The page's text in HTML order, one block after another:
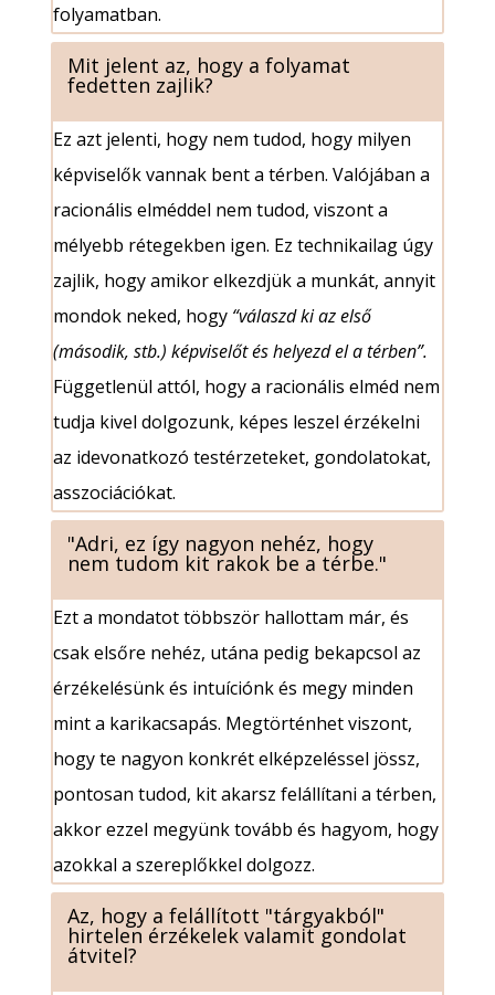
folyamatban.
Mit jelent az, hogy a folyamat
fedetten zajlik?
Ez azt jelenti, hogy nem tudod, hogy milyen
képviselők vannak bent a térben. Valójában a
racionális elméddel nem tudod, viszont a
mélyebb rétegekben igen. Ez technikailag úgy
zajlik, hogy amikor elkezdjük a munkát, annyit
mondok neked, hogy “válaszd ki az első
(második, stb.) képviselőt és helyezd el a térben”.
Függetlenül attól, hogy a racionális elméd nem
tudja kivel dolgozunk, képes leszel érzékelni
az idevonatkozó testérzeteket, gondolatokat,
asszociációkat.
"Adri, ez így nagyon nehéz, hogy
nem tudom kit rakok be a térbe."
Ezt a mondatot többször hallottam már, és
csak elsőre nehéz, utána pedig bekapcsol az
érzékelésünk és intuíciónk és megy minden
mint a karikacsapás. Megtörténhet viszont,
hogy te nagyon konkrét elképzeléssel jössz,
pontosan tudod, kit akarsz felállítani a térben,
akkor ezzel megyünk tovább és hagyom, hogy
azokkal a szereplőkkel dolgozz.
Az, hogy a felállított "tárgyakból"
hirtelen érzékelek valamit gondolat
átvitel?